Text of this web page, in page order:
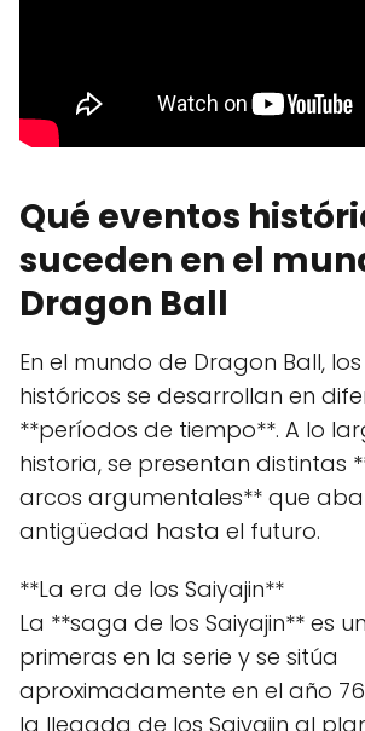
Qué eventos
suceden en el
Dragon Ball
En el mundo de Dragon Ball,
históricos se desarrollan en
**períodos de tiempo**. A lo
historia, se presentan distintas
arcos argumentales** que
antigüedad hasta el futuro.
**La era de los Saiyajin**
La **saga de los Saiyajin** es
primeras en la serie y se sitúa
aproximadamente en el año
la llegada de los Saiyajin al